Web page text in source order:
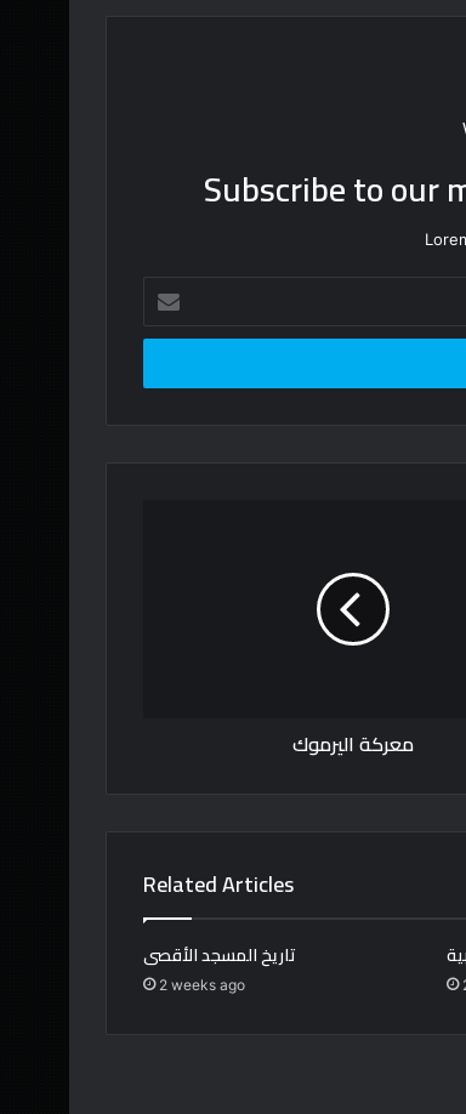
Subscribe to our
your
Email
معركة اليرموك
Related Articles
تاريخ المسجد الأقصى
2 weeks ago